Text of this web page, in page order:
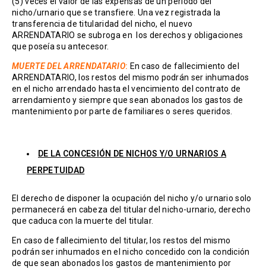
nicho/urnario que se transfiere. Una vez registrada la
transferencia de titularidad del nicho, el nuevo
ARRENDATARIO se subroga en los derechos y obligaciones
que poseía su antecesor.
MUERTE DEL ARRENDATARIO: En caso de fallecimiento del
ARRENDATARIO, los restos del mismo podrán ser inhumados
en el nicho arrendado hasta el vencimiento del contrato de
arrendamiento y siempre que sean abonados los gastos de
mantenimiento por parte de familiares o seres queridos.
DE LA CONCESIÓN DE NICHOS Y/O URNARIOS A
PERPETUIDAD
El derecho de disponer la ocupación del nicho y/o urnario solo
permanecerá en cabeza del titular del nicho-urnario, derecho
que caduca con la muerte del titular.
En caso de fallecimiento del titular, los restos del mismo
podrán ser inhumados en el nicho concedido con la condición
de que sean abonados los gastos de mantenimiento por